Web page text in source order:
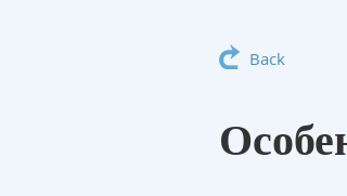
Back